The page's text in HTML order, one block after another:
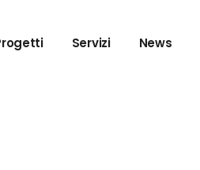
Servizi News
Excellence